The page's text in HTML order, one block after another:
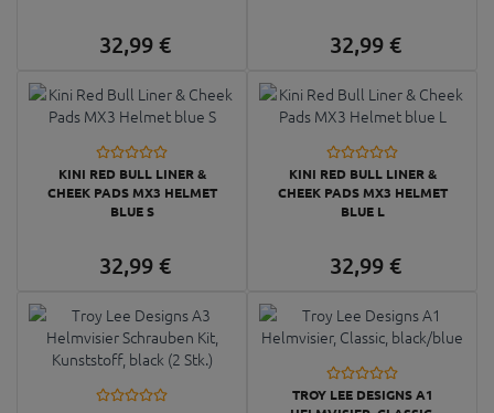
32,99€ 32,99€
KINI RED BULL LINER &
CHEEK PADS MX3 HELMET
BLUE S
32,99€
KINI RED BULL LINER &
CHEEK PADS MX3 HELMET
BLUE L
32,99€
TROY LEE DESIGNS A1